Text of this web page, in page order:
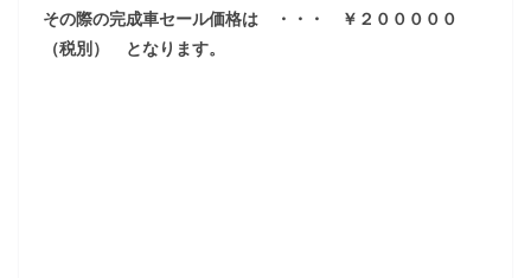
その際の完成車セール価格は ・・・ ￥２０００００
（税別） となります。